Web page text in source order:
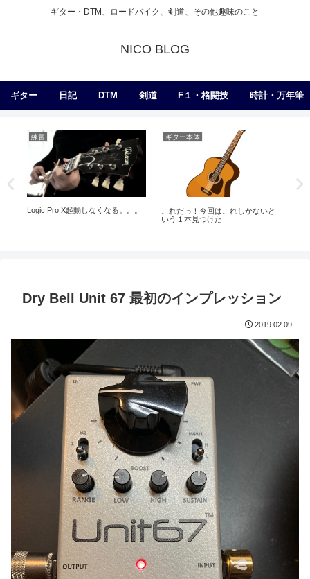
ギター・DTM、ロードバイク、剣道、その他趣味のこと
NICO BLOG
ギター 日記 DTM 剣道 F１・格闘技 時計・万年筆
練習
Logic Pro X起動しなくなる。。。
ギター本体
これだっ！今回はこれしかないと
いう１本見つけた
Dry Bell Unit 67 最初のインプレッション
2019.02.09